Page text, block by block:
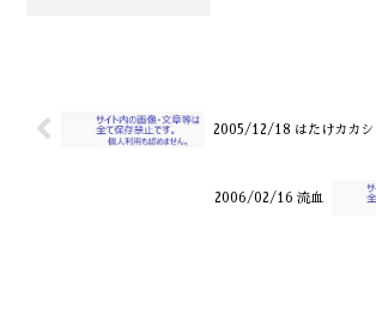
2005/12/18 はたけカカシ
2006/02/16 流血